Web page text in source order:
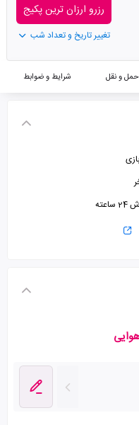
رزرو ارزان ترین پکیج
تغییر تاریخ و تعداد شب
حمل و نقل شرایط و ضوابط